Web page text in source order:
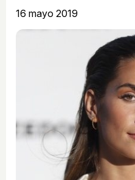
16 mayo 2019